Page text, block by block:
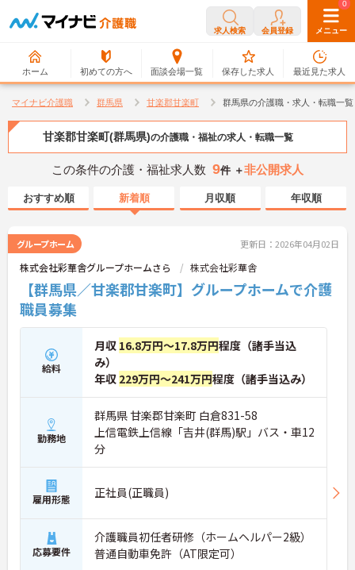
求人検索 会員登録 メニュー
ホーム 初めての方へ 面談会場一覧
0
保存した求人
0
最近見た求人
マイナビ介護職 群馬県 甘楽郡甘楽町 群馬県の介護職・求人・転職一覧
甘楽郡甘楽町(群馬県)の介護職・福祉の求人・転職一覧
この条件の介護・福祉求人数 9件 ＋非公開求人
おすすめ順 新着順 月収順 年収順
グループホーム 更新日：2026年04月02日
株式会社彩華舎グループホームさら 株式会社彩華舎
【群馬県／甘楽郡甘楽町】グループホームで介護
職員募集
給料
月収 16.8万円～17.8万円程度（諸手当込
み）
年収 229万円～241万円程度（諸手当込み）
勤務地
群馬県 甘楽郡甘楽町 白倉831-58
上信電鉄上信線「吉井(群馬)駅」バス・車12
分
雇用形態 正社員(正職員)
応募要件
介護職員初任者研修（ホームヘルパー2級）
普通自動車免許（AT限定可）